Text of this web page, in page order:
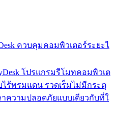
ควบคุมคอมพิวเตอร์ระยะไ
โปรแกรมรีโมทคอมพิวเต
ร้พรมแดน รวดเร็มไม่มีกระตุ
ความปลอดภัยแบบเดียวกับที่ใ